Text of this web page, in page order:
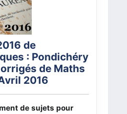
de
: Pondichéry
de Maths
2016
de sujets pour